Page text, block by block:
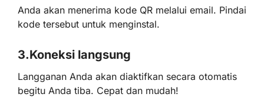
Anda akan menerima kode QR melalui email. Pindai
kode tersebut untuk menginstal.
3.Koneksi langsung
Langganan Anda akan diaktifkan secara otomatis
begitu Anda tiba. Cepat dan mudah!